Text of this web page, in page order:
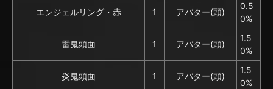
エンジェルリング・赤 1 アバター(頭)
0.5
0%
雷鬼頭面 1 アバター(頭)
1.5
0%
炎鬼頭面 1 アバター(頭)
1.5
0%